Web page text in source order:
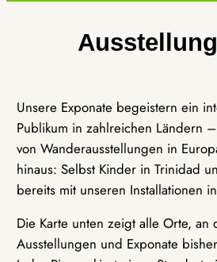
Unsere Exponate begeistern ein
Publikum in zahlreichen Ländern
von Wanderausstellungen in
hinaus: Selbst Kinder in Trinidad
bereits mit unseren Installationen
Die Karte unten zeigt alle Orte, an
Ausstellungen und Exponate